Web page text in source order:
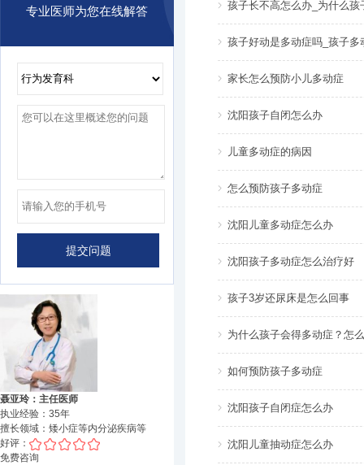
专业医师为您在线解答
聂亚玲：主任医师
执业经验： 35年
擅长领域： 矮小症等内分泌疾病等
好评：
免费咨询
孩子长不高怎么办_为什么孩
孩子好动是多动症吗_孩子多
家长怎么预防小儿多动症
沈阳孩子自闭怎么办
儿童多动症的病因
怎么预防孩子多动症
沈阳儿童多动症怎么办
沈阳孩子多动症怎么治疗好
孩子3岁还尿床是怎么回事
为什么孩子会得多动症？怎
如何预防孩子多动症
沈阳孩子自闭症怎么办
沈阳儿童抽动症怎么办